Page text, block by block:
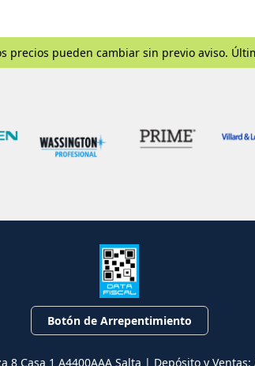
precios pueden cambiar sin previo aviso.
Botón de Arrepentimiento
Casa 1 A4400AAA Salta | Depósito y Ventas: